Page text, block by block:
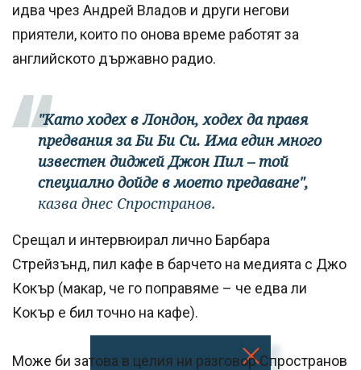
идва чрез Андрей Владов и други негови
приятели, които по онова време работят за
английското държавно радио.
"Като ходех в Лондон, ходех да правя
предвания за Би Би Си. Има един много
известен диджей Джон Пил – той
специално дойде в моето предаване",
казва днес Спространов.
Срещал и интервюирал лично Барбара
Стрейзънд, пил кафе в барчето на медията с Джо
Кокър (макар, че го поправяме – че едва ли
Кокър е бил точно на кафе).
Може би затова в целия ни разговор Спространов